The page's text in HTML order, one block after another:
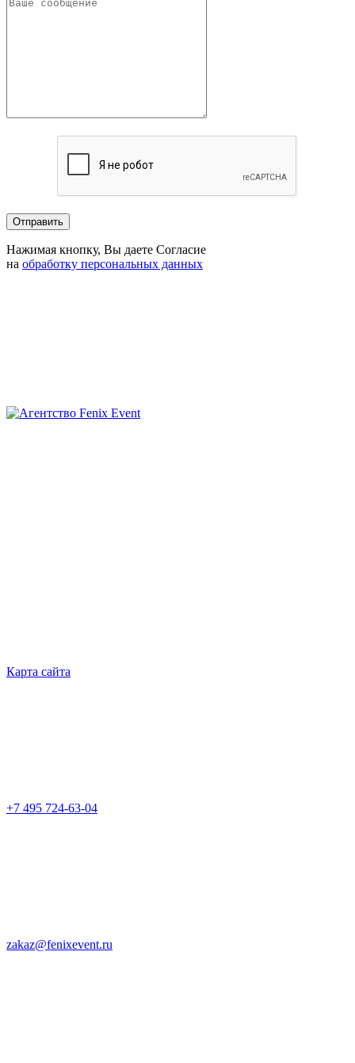
Нажимая кнопку, Вы даете Согласие
на обработку персональных данных
Агентство
Карта сайта
+7 495 724-63-04
zakaz@fenixevent.ru